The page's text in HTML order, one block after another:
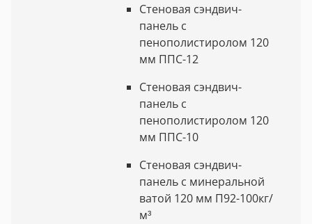
Стеновая сэндвич-
панель с
пенополистиролом 120
мм ППС-12
Стеновая сэндвич-
панель с
пенополистиролом 120
мм ППС-10
Стеновая сэндвич-
панель с минеральной
ватой 120 мм П92-100кг/
м³